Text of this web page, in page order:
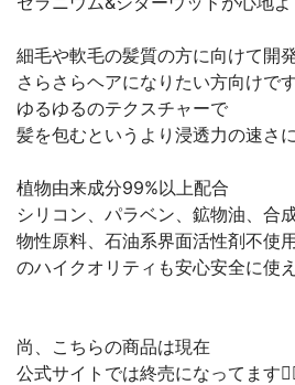
細毛や軟毛の髪質の方に向けて開
さらさらヘアになりたい方向けで
ゆるゆるのテクスチャーで
髪を包むというより浸透力の速さ
植物由来成分99%以上配合
シリコン、パラベン、鉱物油、合
物性原料、石油系界面活性剤不使
のハイクオリティも安心安全に使
尚、こちらの商品は現在
公式サイトでは終売になってます